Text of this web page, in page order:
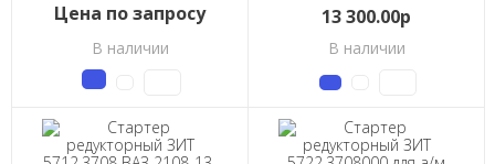
Цена по запросу
В наличии
13 300.00р
В наличии